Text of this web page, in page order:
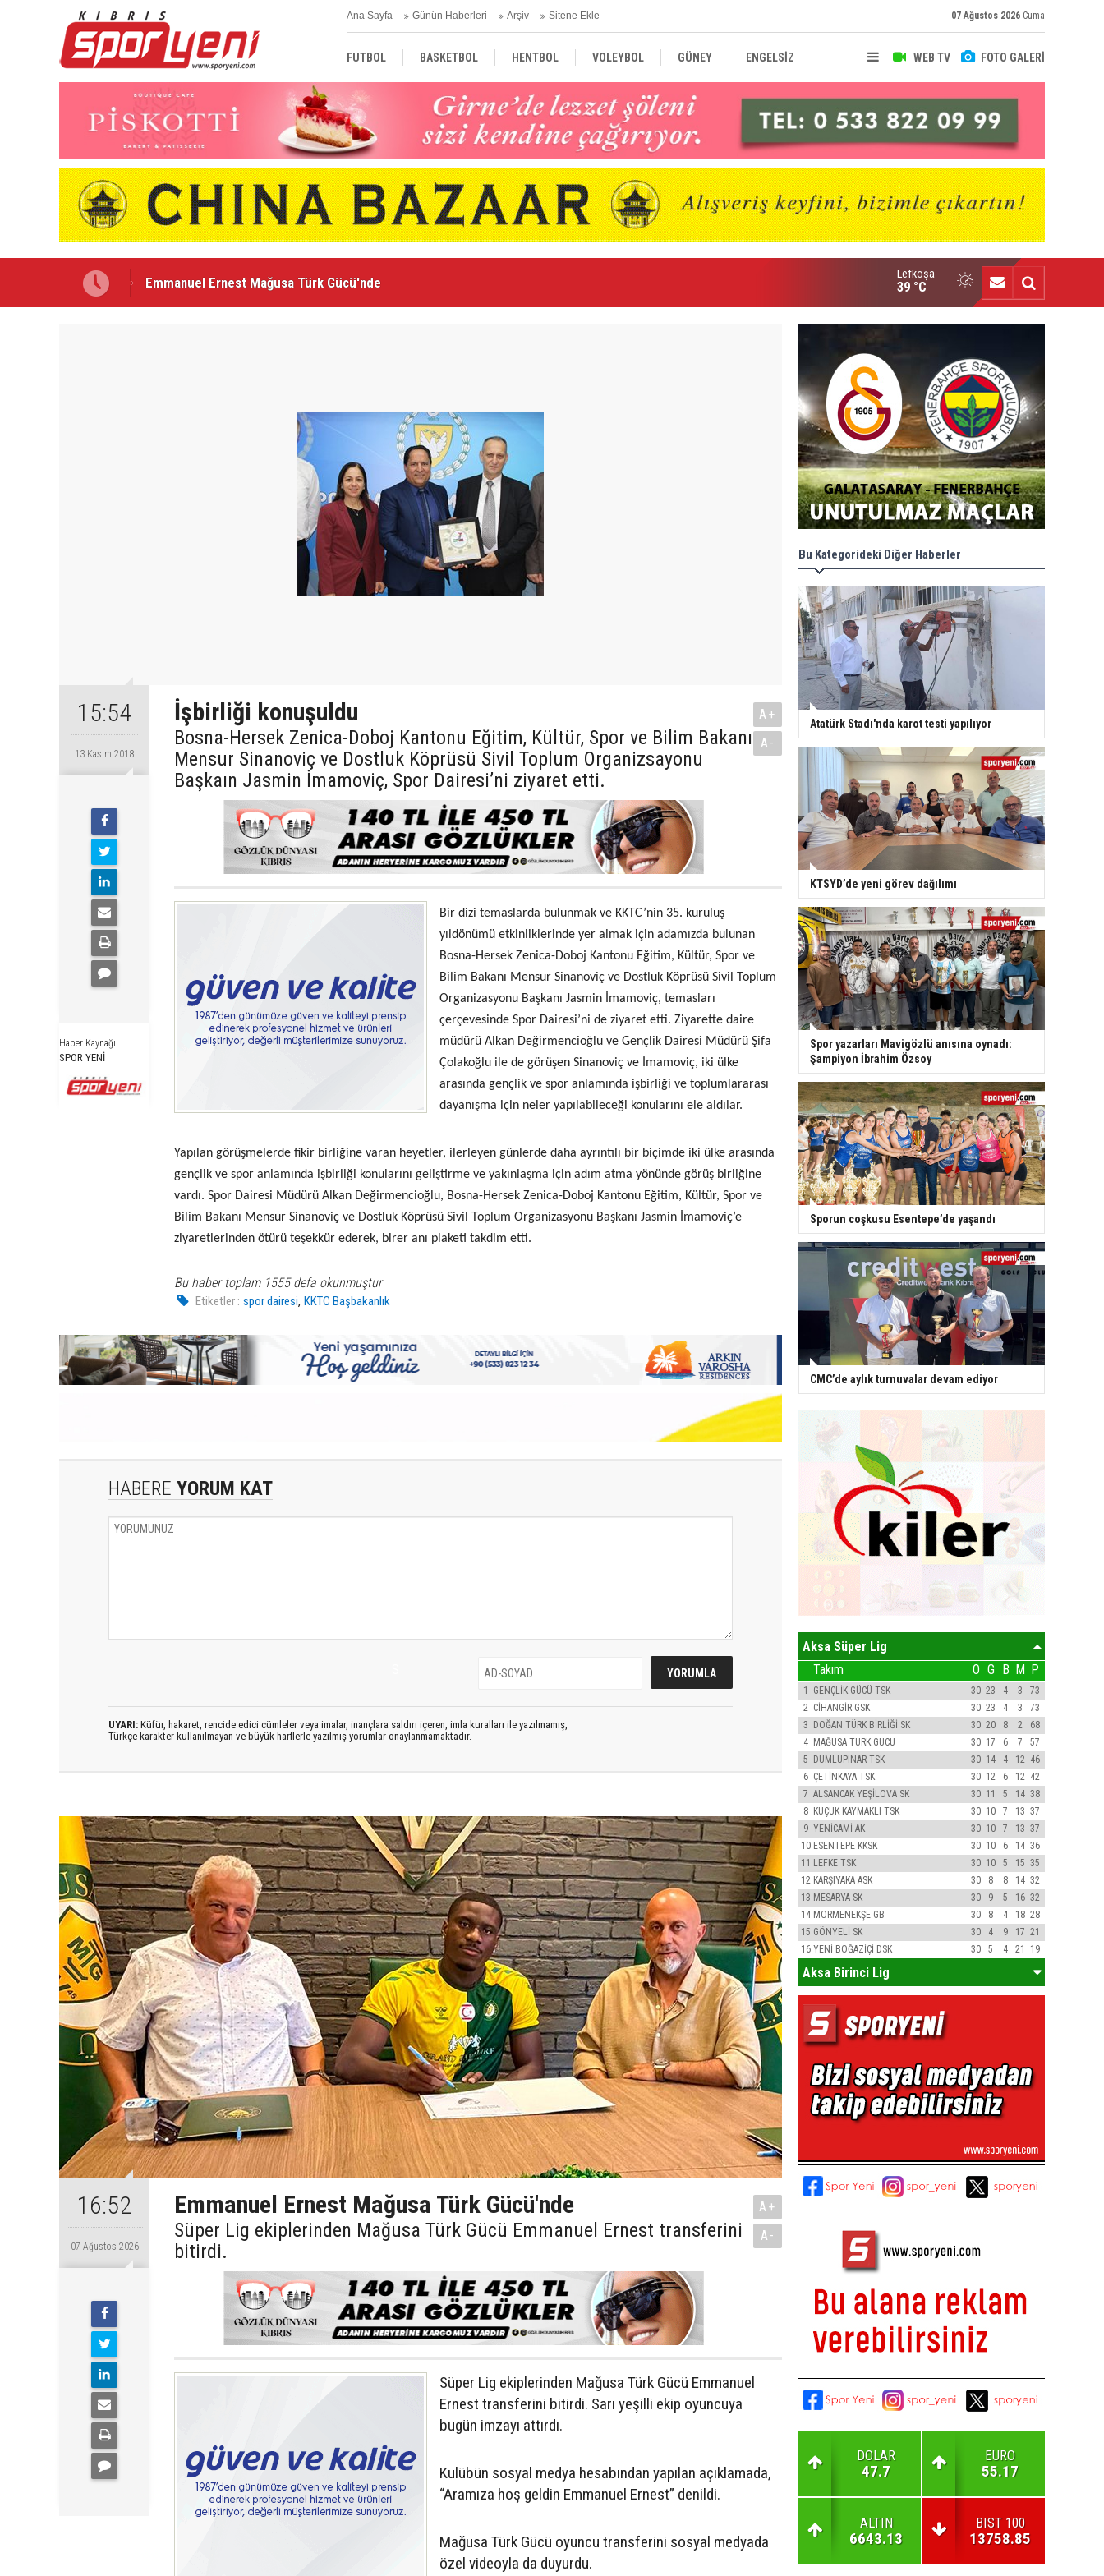
Ana Sayfa Günün Haberleri Arşiv Sitene Ekle 07 Ağustos 2026 Cuma
WEB TV FOTO GALERİ
FUTBOL BASKETBOL HENTBOL VOLEYBOL GÜNEY ENGELSİZ
TÜRKİYE AVRUPA DÜNYA
Nehir Deniz, Türkiye ikincisi
Lefkoşa
39 °C
15:54
13 Kasım 2018
Haber Kaynağı
SPOR YENİ
İşbirliği konuşuldu
Bosna-Hersek Zenica-Doboj Kantonu Eğitim, Kültür, Spor ve Bilim Bakanı
Mensur Sinanoviç ve Dostluk Köprüsü Sivil Toplum Organizsayonu
Başkaın Jasmin İmamoviç, Spor Dairesi’ni ziyaret etti.
A+
A-
Bir dizi temaslarda bulunmak ve KKTC’nin 35. kuruluş
yıldönümü etkinliklerinde yer almak için adamızda bulunan
Bosna-Hersek Zenica-Doboj Kantonu Eğitim, Kültür, Spor ve
Bilim Bakanı Mensur Sinanoviç ve Dostluk Köprüsü Sivil Toplum
Organizasyonu Başkanı Jasmin İmamoviç, temasları
çerçevesinde Spor Dairesi’ni de ziyaret etti. Ziyarette daire
müdürü Alkan Değirmencioğlu ve Gençlik Dairesi Müdürü Şifa
Çolakoğlu ile de görüşen Sinanoviç ve İmamoviç, iki ülke
arasında gençlik ve spor anlamında işbirliği ve toplumlararası
dayanışma için neler yapılabileceği konularını ele aldılar.
Yapılan görüşmelerde fikir birliğine varan heyetler, ilerleyen günlerde daha ayrıntılı bir biçimde iki ülke arasında
gençlik ve spor anlamında işbirliği konularını geliştirme ve yakınlaşma için adım atma yönünde görüş birliğine
vardı. Spor Dairesi Müdürü Alkan Değirmencioğlu, Bosna-Hersek Zenica-Doboj Kantonu Eğitim, Kültür, Spor ve
Bilim Bakanı Mensur Sinanoviç ve Dostluk Köprüsü Sivil Toplum Organizasyonu Başkanı Jasmin İmamoviç’e
ziyaretlerinden ötürü teşekkür ederek, birer anı plaketi takdim etti.
Bu haber toplam 1555 defa okunmuştur
Etiketler : spor dairesi,KKTC Başbakanlık
HABERE YORUM KAT
UYARI: Küfür, hakaret, rencide edici cümleler veya imalar, inançlara saldırı içeren, imla kuralları ile yazılmamış,
Türkçe karakter kullanılmayan ve büyük harflerle yazılmış yorumlar onaylanmamaktadır.
16:52
07 Ağustos 2026
Emmanuel Ernest Mağusa Türk Gücü'nde
Süper Lig ekiplerinden Mağusa Türk Gücü Emmanuel Ernest transferini
bitirdi.
A+
A-
Süper Lig ekiplerinden Mağusa Türk Gücü Emmanuel
Ernest transferini bitirdi. Sarı yeşilli ekip oyuncuya
bugün imzayı attırdı.
Kulübün sosyal medya hesabından yapılan açıklamada,
“Aramıza hoş geldin Emmanuel Ernest” denildi.
Mağusa Türk Gücü oyuncu transferini sosyal medyada
özel videoyla da duyurdu.
Bu Kategorideki Diğer Haberler
Atatürk Stadı'nda karot testi yapılıyor
KTSYD’de yeni görev dağılımı
Spor yazarları Mavigözlü anısına oynadı:
Şampiyon İbrahim Özsoy
Sporun coşkusu Esentepe’de yaşandı
CMC’de aylık turnuvalar devam ediyor
Aksa Süper Lig
Takım O G B M P
1 GENÇLİK GÜCÜ TSK 30 23 4 3
73
2 CİHANGİR GSK 30 23 4 3
73
3 DOĞAN TÜRK BİRLİĞİ SK 30 20 8 2
68
4 MAĞUSA TÜRK GÜCÜ 30 17 6 7
57
5 DUMLUPINAR TSK 30 14 4 12 46
6 ÇETİNKAYA TSK 30 12 6 12 42
7 ALSANCAK YEŞİLOVA SK 30 11 5 14 38
8 KÜÇÜK KAYMAKLI TSK 30 10 7 13 37
9 YENİCAMİ AK 30 10 7 13 37
10 ESENTEPE KKSK 30 10 6 14 36
11 LEFKE TSK 30 10 5 15 35
12 KARŞIYAKA ASK 30 8 8 14 32
13 MESARYA SK 30 9 5 16 32
14 MORMENEKŞE GB 30 8 4 18 28
15 GÖNYELİ SK 30 4 9 17 21
16 YENİ BOĞAZİÇİ DSK 30 5 4 21 19
Aksa Birinci Lig
DOLAR
47.7
EURO
55.17
ALTIN
6643.13
BIST 100
13758.85